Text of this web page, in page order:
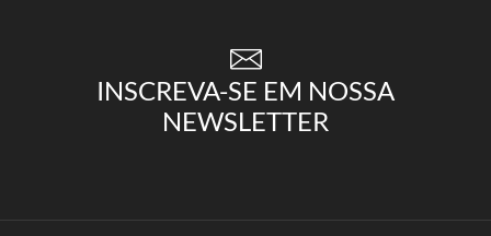
INSCREVA-SE EM NOSSA
NEWSLETTER